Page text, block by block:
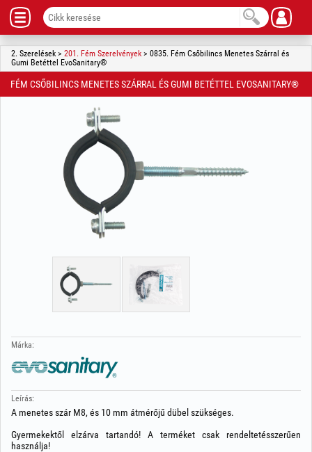
2. Szerelések > 201. Fém Szerelvények > 0835. Fém Csőbilincs Menetes Szárral és
Gumi Betéttel EvoSanitary®
FÉM CSŐBILINCS MENETES SZÁRRAL ÉS GUMI BETÉTTEL EVOSANITARY®
Márka:
Leírás:
A menetes szár M8, és 10 mm átmérőjű dübel szükséges.
Gyermekektől elzárva tartandó! A terméket csak rendeltetésszerűen
használja!